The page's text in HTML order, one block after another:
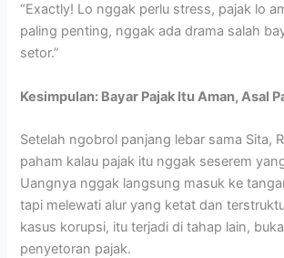
“Exactly! Lo nggak perlu stress, pajak lo
paling penting, nggak ada drama salah
setor.”
Kesimpulan: Bayar Pajak Itu Aman, Asal
Setelah ngobrol panjang lebar sama Sita,
paham kalau pajak itu nggak seserem
Uangnya nggak langsung masuk ke
tapi melewati alur yang ketat dan
kasus korupsi, itu terjadi di tahap lain,
penyetoran pajak.